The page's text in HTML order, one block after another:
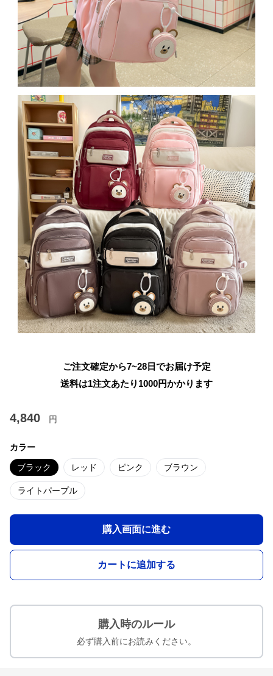
ご注文確定から7~28日でお届け予定
送料は1注文あたり 1000円かかります
4,840 円
カラー
ブラック レッド ピンク ブラウン
ライトパープル
購入画面に進む
カートに追加する
購入時のルール
必ず購入前にお読みください。